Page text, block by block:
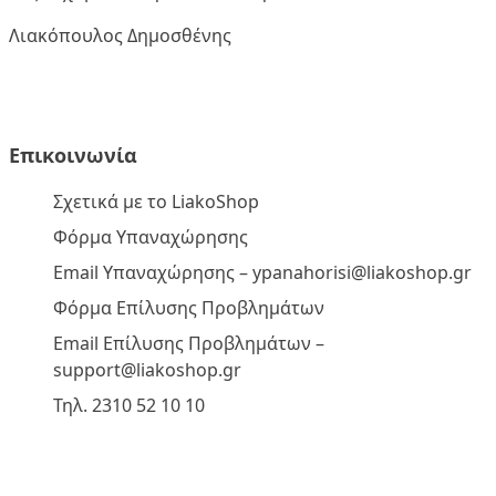
Λιακόπουλος Δημοσθένης
Επικοινωνία
Σχετικά με το LiakoShop
Φόρμα Υπαναχώρησης
Email Υπαναχώρησης –ypanahorisi@liakoshop.gr
Φόρμα Επίλυσης Προβλημάτων
Email Επίλυσης Προβλημάτων –
support@liakoshop.gr
Τηλ. 2310 52 10 10